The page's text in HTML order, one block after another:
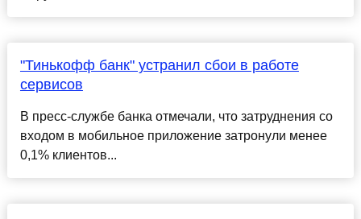
"Тинькофф банк" устранил сбои в работе
сервисов
В пресс-службе банка отмечали, что затруднения со
входом в мобильное приложение затронули менее
0,1% клиентов...